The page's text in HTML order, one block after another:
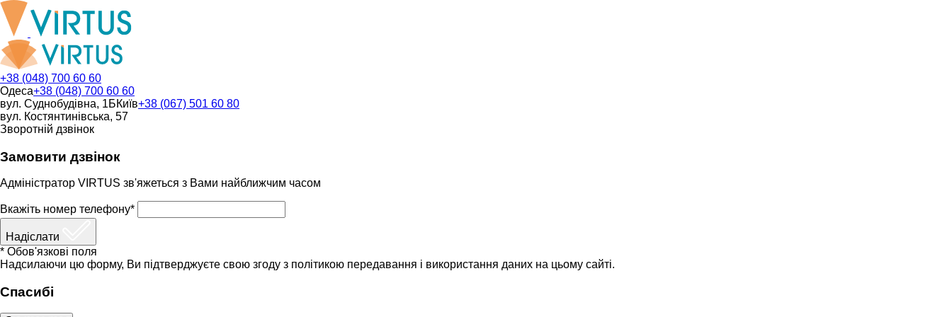
+38 (048) 700 60 60
Одеса+38 (048) 700 60 60
вул. Суднобудівна, 1БКиїв+38 (067) 501 60 80
вул. Костянтинівська, 57
Зворотній дзвінок
Замовити дзвінок
Адміністратор VIRTUS зв'яжеться з Вами найближчим часом
Вкажіть номер телефону*
Надіслати
* Обов'язкові поля
Надсилаючи цю форму, Ви підтверджуєте свою згоду з політикою передавання і використання даних на цьому сайті.
Спасибі